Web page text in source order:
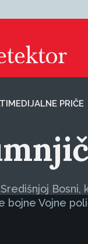
PRIČE
bojne Vojne